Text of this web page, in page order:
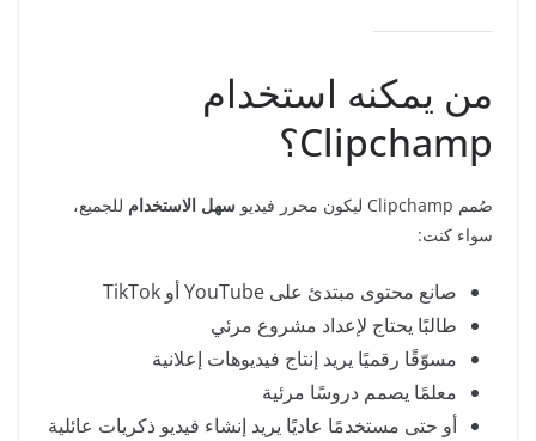
من يمكنه استخدام
Clipchamp؟
صُمم Clipchamp ليكون محرر فيديو سهل الاستخدام للجميع،
سواء كنت:
صانع محتوى مبتدئ على YouTube أو TikTok
طالبًا يحتاج لإعداد مشروع مرئي
مسوّقًا رقميًا يريد إنتاج فيديوهات إعلانية
معلمًا يصمم دروسًا مرئية
أو حتى مستخدمًا عاديًا يريد إنشاء فيديو ذكريات عائلية